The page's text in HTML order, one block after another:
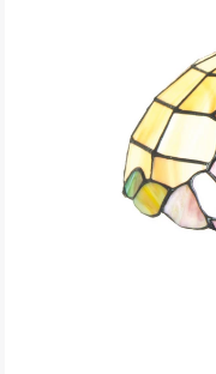
afbeeldingen-